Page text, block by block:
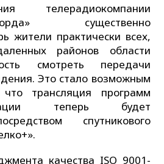
телерадиокомпании
существенно
жители практически всех,
районов области
смотреть передачи
Это стало возможным
трансляция программ
теперь будет
спутникового
качества ISO 9001-